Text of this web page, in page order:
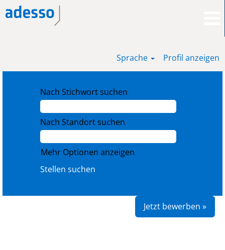
Sprache Profil anzeigen
Nach Stichwort suchen
Nach Standort suchen
Mehr Optionen anzeigen
Jetzt bewerben »